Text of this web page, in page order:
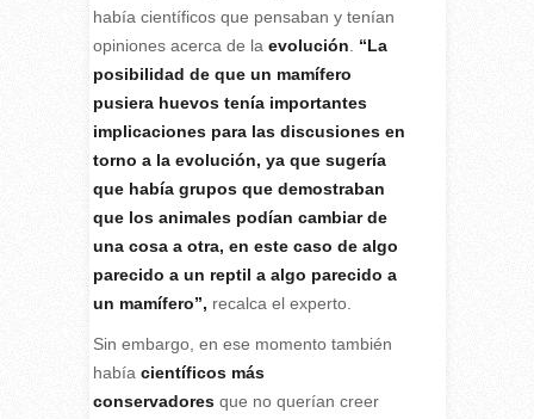
había científicos que pensaban y tenían
opiniones acerca de la evolución
“La
posibilidad de que un mamífero
pusiera huevos tenía importantes
implicaciones para las discusiones en
torno a la evolución, ya que sugería
que había grupos que demostraban
que los animales podían cambiar de
una cosa a otra, en este caso de algo
parecido a un reptil a algo parecido a
un mamífero”, recalca el experto.
Sin embargo, en ese momento también
había científicos más
conservadoresque no querían creer